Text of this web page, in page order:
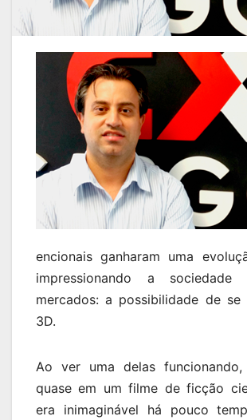
encionais ganharam uma
impressionando a
mercados: a possibilidade de se
3D.
Ao ver uma delas
quase em um filme de ficção
era inimaginável há pouco